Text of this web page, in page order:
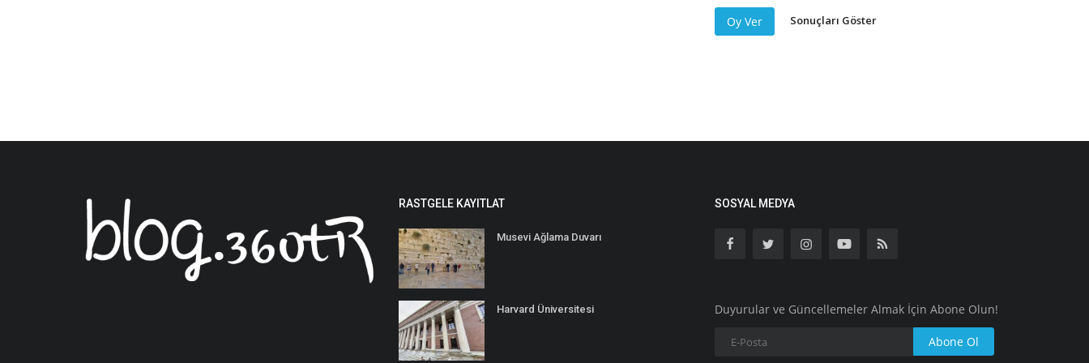
Oy Ver Sonuçları Göster
RASTGELE KAYITLAT
Musevi Ağlama Duvarı
Harvard Üniversitesi
SOSYAL MEDYA
Duyurular ve Güncellemeler Almak İçin Abone Olun!
Abone Ol